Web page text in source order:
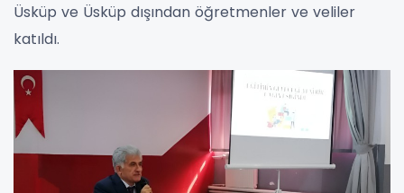
Üsküp ve Üsküp dışından öğretmenler ve veliler
katıldı.